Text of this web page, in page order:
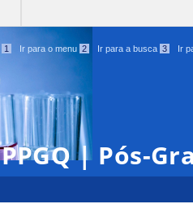
1 Ir para o menu 2 Ir para a busca 3 Ir
PPGQ | Pós-